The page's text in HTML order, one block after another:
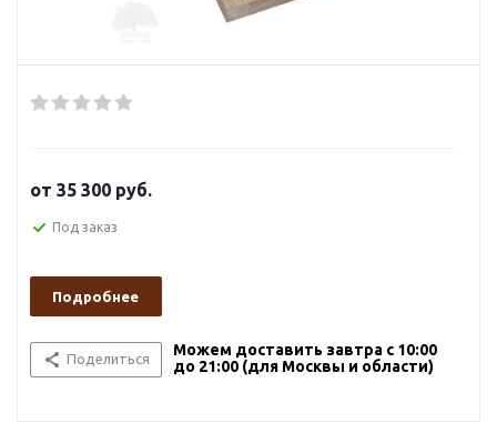
от 35 300 руб.
Под заказ
Подробнее
Поделиться
Можем доставить завтра с 10:00
до 21:00 (для Москвы и области)